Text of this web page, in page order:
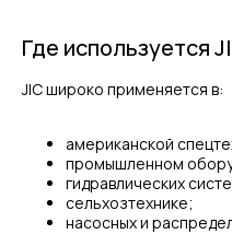
Где используется
JIC широко применяется в:
американской
промышленном
гидравлических
сельхозтехнике;
насосных и